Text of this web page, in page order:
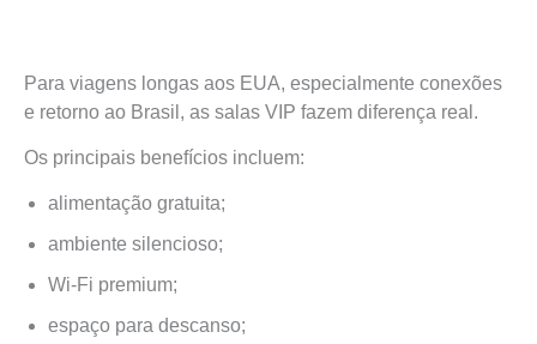
Para viagens longas aos EUA, especialmente conexões
e retorno ao Brasil, as salas VIP fazem diferença real.
Os principais benefícios incluem:
alimentação gratuita;
ambiente silencioso;
Wi-Fi premium;
espaço para descanso;